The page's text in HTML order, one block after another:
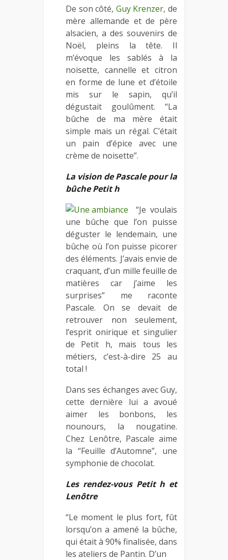
De son côté, Guy Krenzer, de
mère allemande et de père
alsacien, a des souvenirs de
Noël, pleins la tête. Il
m’évoque les sablés à la
noisette, cannelle et citron
en forme de lune et d’étoile
mis sur le sapin, qu’il
dégustait goulûment. “La
bûche de ma mère était
simple mais un régal. C’était
un pain d’épice avec une
crème de noisette”.
La vision de Pascale pour la
bûche Petit h
“Je voulais
une bûche que l’on puisse
déguster le lendemain, une
bûche où l’on puisse picorer
des éléments. J’avais envie de
craquant, d’un mille feuille de
matières car j’aime les
surprises” me raconte
Pascale. On se devait de
retrouver non seulement,
l’esprit onirique et singulier
de Petit h, mais tous les
métiers, c’est-à-dire 25 au
total !
Dans ses échanges avec Guy,
cette dernière lui a avoué
aimer les bonbons, les
nounours, la nougatine.
Chez Lenôtre, Pascale aime
la “Feuille d’Automne”, une
symphonie de chocolat.
Les rendez-vous Petit h et
Lenôtre
“Le moment le plus fort, fût
lorsqu’on a amené la bûche,
qui était à 90% finalisée, dans
les ateliers de Pantin. D’un